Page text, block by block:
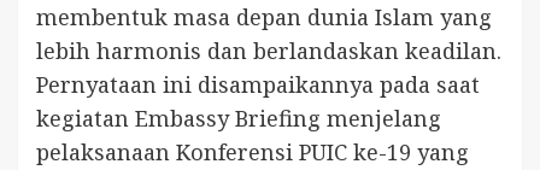
membentuk masa depan dunia Islam yang
lebih harmonis dan berlandaskan keadilan.
Pernyataan ini disampaikannya pada saat
kegiatan Embassy Briefing menjelang
pelaksanaan Konferensi PUIC ke-19 yang